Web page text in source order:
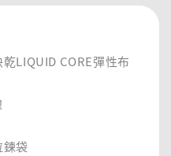
LIQUID CORE彈性布
袋